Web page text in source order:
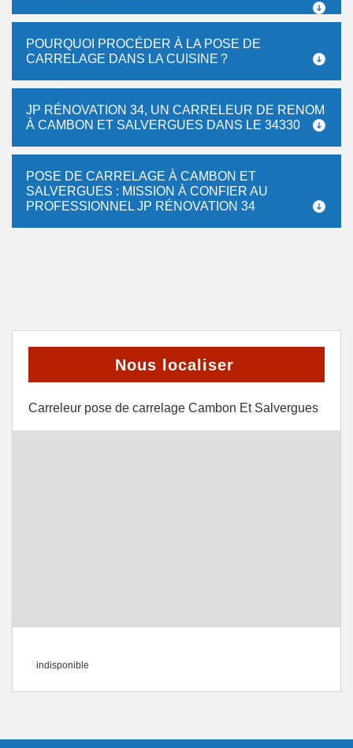
POURQUOI PROCÉDER À LA POSE DE
CARRELAGE DANS LA CUISINE ?
JP RÉNOVATION 34, UN CARRELEUR DE RENOM
À CAMBON ET SALVERGUES DANS LE 34330
POSE DE CARRELAGE À CAMBON ET
SALVERGUES : MISSION À CONFIER AU
PROFESSIONNEL JP RÉNOVATION 34
Nous localiser
Carreleur pose de carrelage Cambon Et Salvergues
indisponible